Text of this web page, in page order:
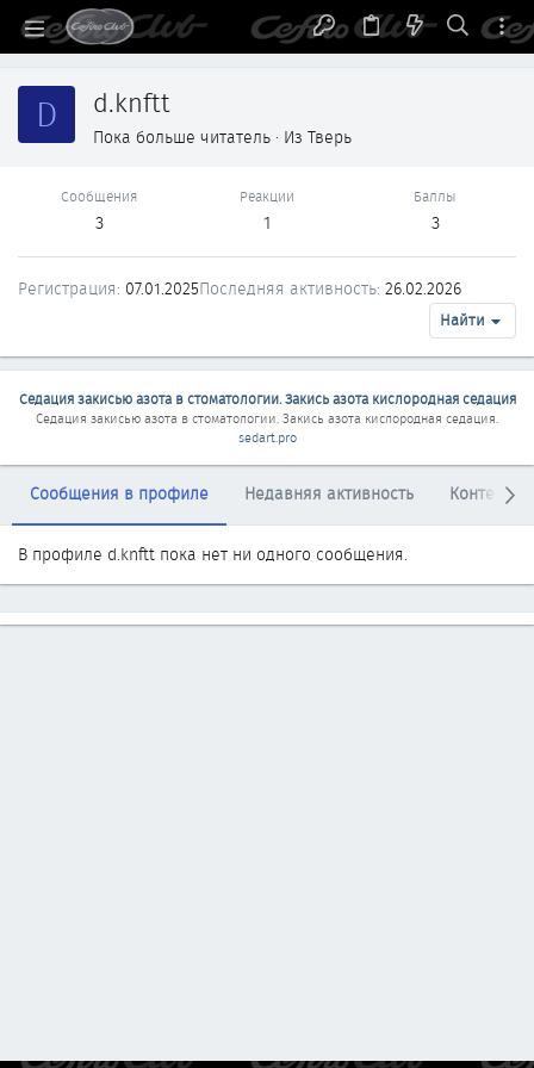
D d.knftt
Пока больше читатель · Из Тверь
Сообщения
3
Реакции
1
Баллы
3
Регистрация 07.01.2025Последняя активность 26.02.2026
Найти
Седация закисью азота в стоматологии. Закись азота кислородная седация
Седация закисью азота в стоматологии. Закись азота кислородная седация.
sedart.pro
Сообщения в профиле Недавняя активность Контент
В профиле d.knftt пока нет ни одного сообщения.